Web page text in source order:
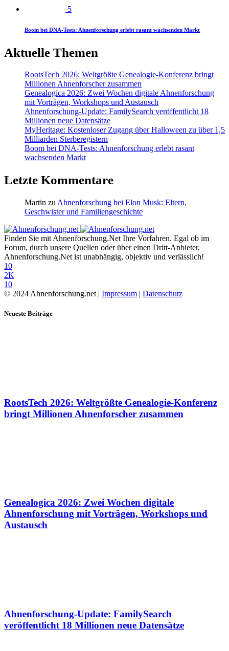
5
Boom bei DNA-Tests: Ahnenforschung erlebt rasant wachsenden Markt
Aktuelle Themen
RootsTech 2026: Weltgrößte Genealogie-Konferenz bringt
Millionen Ahnenforscher zusammen
Genealogica 2026: Zwei Wochen digitale Ahnenforschung
mit Vorträgen, Workshops und Austausch
Ahnenforschung-Update: FamilySearch veröffentlicht 18
Millionen neue Datensätze
MyHeritage: Kostenloser Zugang über Halloween zu über 1,5
Milliarden Sterberegistern
Boom bei DNA-Tests: Ahnenforschung erlebt rasant
wachsenden Markt
Letzte Kommentare
Martin zu Ahnenforschung bei Elon Musk: Eltern,
Geschwister und Familiengeschichte
Finden Sie mit Ahnenforschung.Net Ihre Vorfahren. Egal ob im
Forum, durch unsere Quellen oder über einen Dritt-Anbieter.
Ahnenforschung.Net ist unabhängig, objektiv und verlässlich!
10
2K
10
© 2024 Ahnenforschung.net | Impressum | Datenschutz
Neueste Beiträge
RootsTech 2026: Weltgrößte Genealogie-Konferenz
bringt Millionen Ahnenforscher zusammen
Genealogica 2026: Zwei Wochen digitale
Ahnenforschung mit Vorträgen, Workshops und
Austausch
Ahnenforschung-Update: FamilySearch
veröffentlicht 18 Millionen neue Datensätze